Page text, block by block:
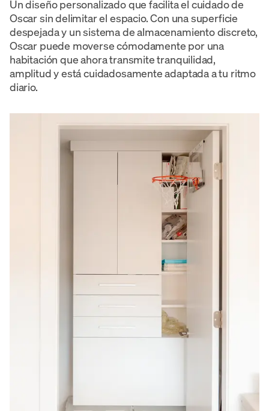
Un diseño personalizado que facilita el cuidado de
Oscar sin delimitar el espacio. Con una superficie
despejada y un sistema de almacenamiento discreto,
Oscar puede moverse cómodamente por una
habitación que ahora transmite tranquilidad,
amplitud y está cuidadosamente adaptada a tu ritmo
diario.